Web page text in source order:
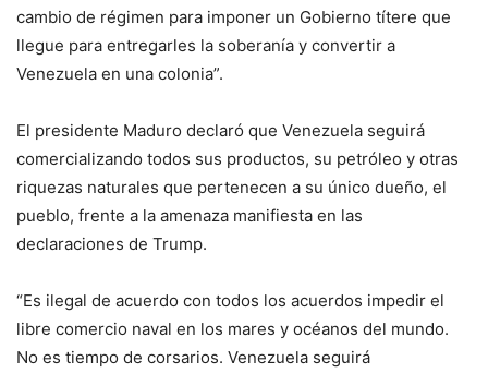
cambio de régimen para imponer un Gobierno títere que
llegue para entregarles la soberanía y convertir a
Venezuela en una colonia”.
El presidente Maduro declaró que Venezuela seguirá
comercializando todos sus productos, su petróleo y otras
riquezas naturales que pertenecen a su único dueño, el
pueblo, frente a la amenaza manifiesta en las
declaraciones de Trump.
“Es ilegal de acuerdo con todos los acuerdos impedir el
libre comercio naval en los mares y océanos del mundo.
No es tiempo de corsarios. Venezuela seguirá